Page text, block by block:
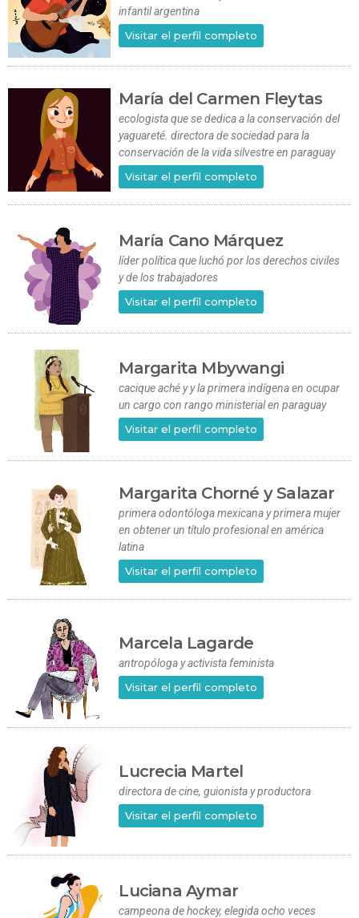
infantil argentina
Visitar el perfil completo
María del Carmen Fleytas
ecologista que se dedica a la conservación del
yaguareté. directora de sociedad para la
conservación de la vida silvestre en paraguay
Visitar el perfil completo
María Cano Márquez
líder política que luchó por los derechos civiles
y de los trabajadores
Visitar el perfil completo
Margarita Mbywangi
cacique aché y y la primera indígena en ocupar
un cargo con rango ministerial en paraguay
Visitar el perfil completo
Margarita Chorné y Salazar
primera odontóloga mexicana y primera mujer
en obtener un título profesional en américa
latina
Visitar el perfil completo
Marcela Lagarde
antropóloga y activista feminista
Visitar el perfil completo
Lucrecia Martel
directora de cine, guionista y productora
Visitar el perfil completo
Luciana Aymar
campeona de hockey, elegida ocho veces